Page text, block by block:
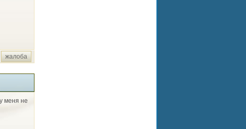
жалоба
меня не